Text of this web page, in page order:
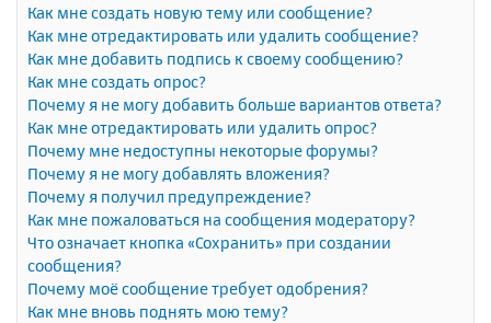
Как мне создать новую тему или сообщение?
Как мне отредактировать или удалить сообщение?
Как мне добавить подпись к своему сообщению?
Как мне создать опрос?
Почему я не могу добавить больше вариантов ответа?
Как мне отредактировать или удалить опрос?
Почему мне недоступны некоторые форумы?
Почему я не могу добавлять вложения?
Почему я получил предупреждение?
Как мне пожаловаться на сообщения модератору?
Что означает кнопка «Сохранить» при создании
сообщения?
Почему моё сообщение требует одобрения?
Как мне вновь поднять мою тему?